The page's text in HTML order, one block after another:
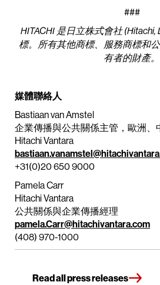
###
HITACHI 是日立株式會社
標。所有其他商標、服務商標和
有者的財產。
媒體聯絡人
Bastiaan van Amstel
企業傳播與公共關係主管，歐洲、
Hitachi Vantara
+31(0)20 650 9000
Pamela Carr
Hitachi Vantara
公共關係與企業傳播經理
pamela.Carr@hitachivantara.com
(408) 970-1000
Read all press releases